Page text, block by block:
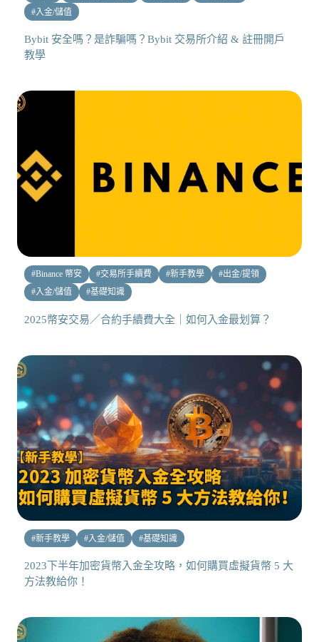
#入金/儲值
Bybit 安全嗎？是詐騙嗎？Bybit 交易所介紹 & 註冊開戶
教學
#Binance 幣安 #交易所手續費 #新手教學 #出金/提領
#入金/儲值 #基礎知識
2025幣安交易／合約手續費大全｜如何入金最划算？
#新手教學 #入金/儲值 #基礎知識
2023下半年加密貨幣入金全攻略，如何購買虛擬貨幣 5 大
方法教給你！